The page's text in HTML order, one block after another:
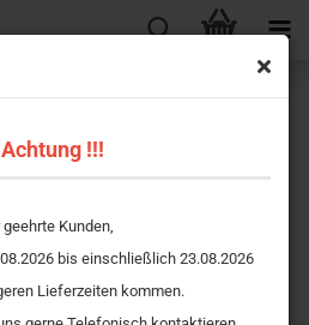
!!!
geehrte Kunden,
bis einschließlich 23.08.2026
Lieferzeiten kommen.
Eichhörnchen –